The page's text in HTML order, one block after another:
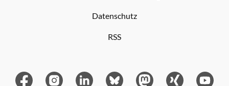
Datenschutz
RSS